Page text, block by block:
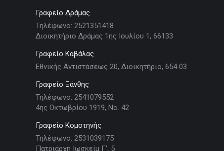
Γραφείο Δράμας
Τηλέφωνο: 2521351418
Διοικητήριο Δράμας 1ης Ιουλίου 1, 66133
Γραφείο Καβάλας
Εθνικής Αντιστάσεως 20, Διοικητήριο, 654 03
Γραφείο Ξάνθης
Τηλέφωνο: 2541079552
4ης Οκτωβρίου 1919, Νο. 42
Γραφείο Κομοτηνής
Τηλέφωνο: 2531039175
Πατριάρχη Ιωσκείμ Γ', 5